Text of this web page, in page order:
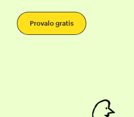
Provalo gratis